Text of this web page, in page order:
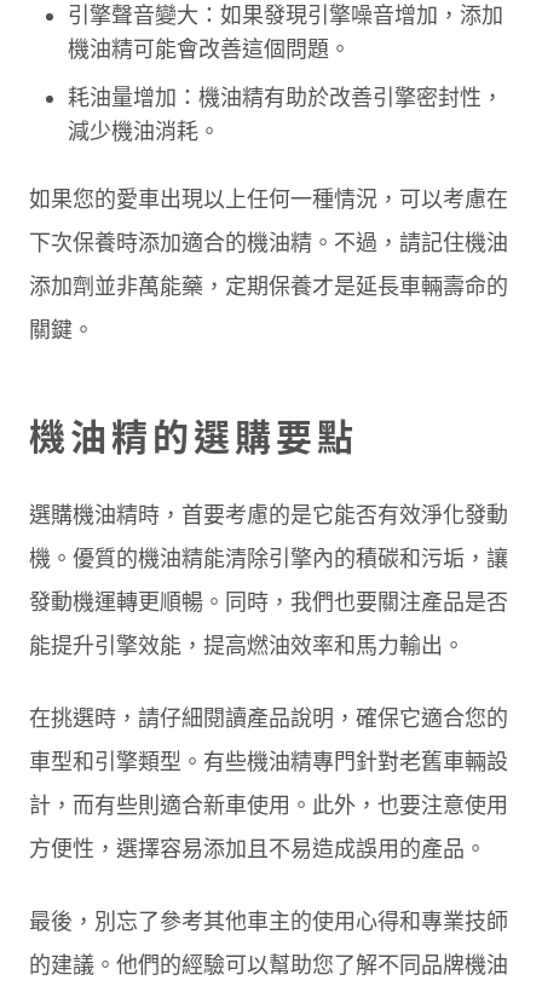
引擎聲音變大：如果發現引擎噪音增加，添加
機油精可能會改善這個問題。
耗油量增加：機油精有助於改善引擎密封性，
減少機油消耗。
如果您的愛車出現以上任何一種情況，可以考慮在
下次保養時添加適合的機油精。不過，請記住機油
添加劑並非萬能藥，定期保養才是延長車輛壽命的
關鍵。
機油精的選購要點
選購機油精時，首要考慮的是它能否有效淨化發動
機。優質的機油精能清除引擎內的積碳和污垢，讓
發動機運轉更順暢。同時，我們也要關注產品是否
能提升引擎效能，提高燃油效率和馬力輸出。
在挑選時，請仔細閱讀產品說明，確保它適合您的
車型和引擎類型。有些機油精專門針對老舊車輛設
計，而有些則適合新車使用。此外，也要注意使用
方便性，選擇容易添加且不易造成誤用的產品。
最後，別忘了參考其他車主的使用心得和專業技師
的建議。他們的經驗可以幫助您了解不同品牌機油